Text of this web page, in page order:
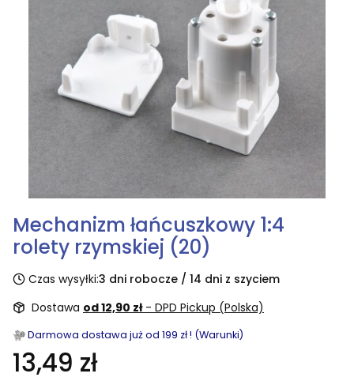
Mechanizm łańcuszkowy 1:4
rolety rzymskiej (20)
Czas wysyłki:3 dni robocze / 14 dni z szyciem
Dostawa od 12,90 zł - DPD Pickup (Polska)
Darmowa dostawa już od 199 zł ! (Warunki)
13,49 zł